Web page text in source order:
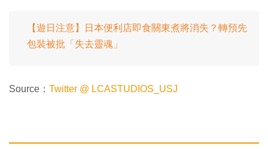
【遊日注意】日本便利店即食關東煮將消失？轉預先
包裝被批「失去靈魂」
Source： Twitter @ LCASTUDIOS_USJ